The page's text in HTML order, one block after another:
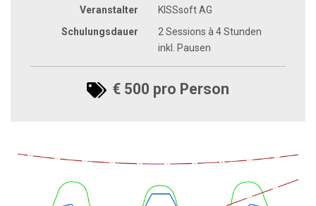
Veranstalter
KISSsoft AG
Schulungsdauer
2 Sessions à 4 Stunden
inkl. Pausen
€ 500 pro Person